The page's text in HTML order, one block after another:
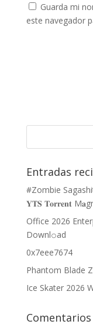
Guarda mi
este navegador
Entradas
#Zombie
𝐘𝐓𝐒 𝐓𝐨𝐫𝐫𝐞𝐧𝐭
Office 2026
Downl𝚘аd
0x7eee7674
Phantom Blade
Ice Skater 2026